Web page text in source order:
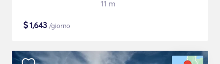
11 m
$1,643 /giorno